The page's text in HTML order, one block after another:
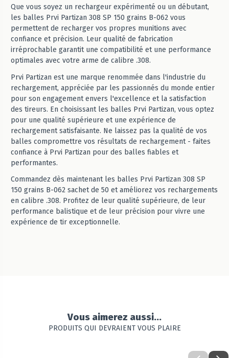
Que vous soyez un rechargeur expérimenté ou un débutant,
les balles Prvi Partizan 308 SP 150 grains B-062 vous
permettent de recharger vos propres munitions avec
confiance et précision. Leur qualité de fabrication
irréprochable garantit une compatibilité et une performance
optimales avec votre arme de calibre .308.
Prvi Partizan est une marque renommée dans l'industrie du
rechargement, appréciée par les passionnés du monde entier
pour son engagement envers l'excellence et la satisfaction
des tireurs. En choisissant les balles Prvi Partizan, vous optez
pour une qualité supérieure et une expérience de
rechargement satisfaisante. Ne laissez pas la qualité de vos
balles compromettre vos résultats de rechargement - faites
confiance à Prvi Partizan pour des balles fiables et
performantes.
Commandez dès maintenant les balles Prvi Partizan 308 SP
150 grains B-062 sachet de 50 et améliorez vos rechargements
en calibre .308. Profitez de leur qualité supérieure, de leur
performance balistique et de leur précision pour vivre une
expérience de tir exceptionnelle.
Vous aimerez aussi...
PRODUITS QUI DEVRAIENT VOUS PLAIRE